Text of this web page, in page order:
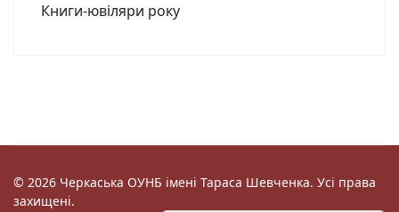
Книги-ювіляри року
© 2026 Черкаська ОУНБ імені Тараса Шевченка. Усі права
захищені.